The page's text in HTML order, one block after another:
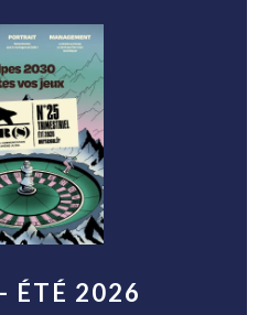
ÉTÉ 2026